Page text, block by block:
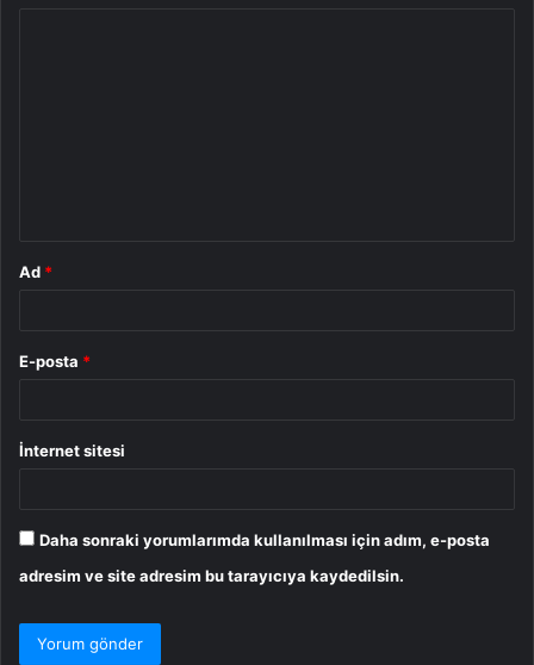
Ad *
E-posta *
İnternet sitesi
Daha sonraki yorumlarımda kullanılması için adım, e-posta
adresim ve site adresim bu tarayıcıya kaydedilsin.